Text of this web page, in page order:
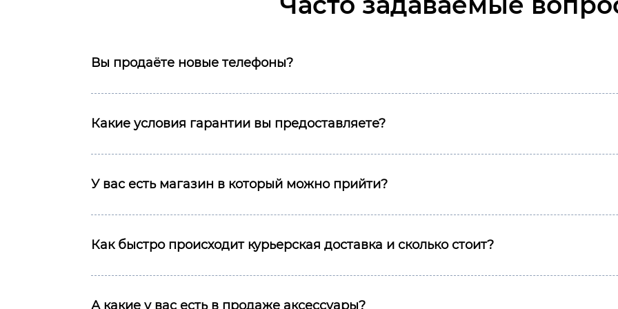
Вы продаёте новые телефоны?
Какие условия гарантии вы предоставляете?
У вас есть магазин в который можно прийти?
Как быстро происходит курьерская доставка и сколько стоит?
А какие у вас есть в продаже аксессуары?